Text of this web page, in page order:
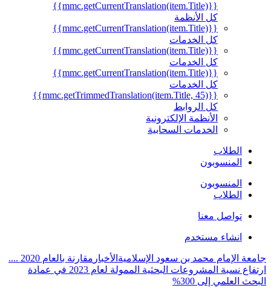
{{mmc.getCurrentTranslation(item.Title)}}
كل الأنظمة
{{mmc.getCurrentTranslation(item.Title)}}
كل الخدمات
{{mmc.getCurrentTranslation(item.Title)}}
كل الخدمات
{{mmc.getCurrentTranslation(item.Title)}}
كل الخدمات
{{mmc.getTrimmedTranslation(item.Title, 45)}}
كل الروابط
الأنظمة الإلكترونية
الخدمات السحابية
الطلاب
المنسوبون
المنسوبون
الطلاب
تواصل معنا
انشاء مستخدم
جامعة الإمام محمد بن سعود الإسلامية الأخبار
مقارنة بالعام 2020 ....
ارتفاع نسبة المشروعات البحثية الممولة لعام 2023 في عمادة
البحث العلمي إلى 300%